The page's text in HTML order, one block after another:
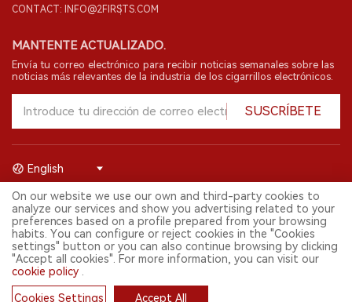
CONTACT: INFO@2FIRSTS.COM
MANTENTE ACTUALIZADO.
Envía tu correo electrónico para recibir noticias semanales sobre las
noticias más relevantes de la industria de los cigarrillos electrónicos.
SUSCRÍBETE
© 2026 Shenzhen 2FIRSTS Technology Co.,Ltd. Todos los derechos
reservados.
2FIRSTS solo es accesible para profesionales de la industria,
investigadores, medios y otros profesionales. El acceso por menores
está prohibido.
Este sitio web presta servicios a usuarios fuera del territorio chino
continental. Para usuarios en la China continental, por favor
visitahttps://cn.2firsts.com
English
On our website we use our own and third-party cookies to
analyze our services and show you advertising related to your
preferences based on a profile prepared from your browsing
habits. You can configure or reject cookies in the "Cookies
settings" button or you can also continue browsing by clicking
"Accept all cookies". For more information, you can visit our
cookie policy
Cookies Settings Accept All